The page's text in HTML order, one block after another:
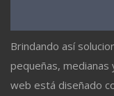
Brindando así
pequeñas,
web está diseñado